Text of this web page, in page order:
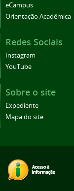
eCampus
Orientação Acadêmica
Redes Sociais
Instagram
YouTube
Sobre o site
Expediente
Mapa do site